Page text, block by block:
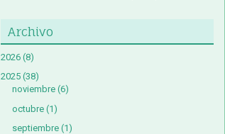
Archivo
2026 (8)
2025 (38)
noviembre (6)
octubre (1)
septiembre (1)